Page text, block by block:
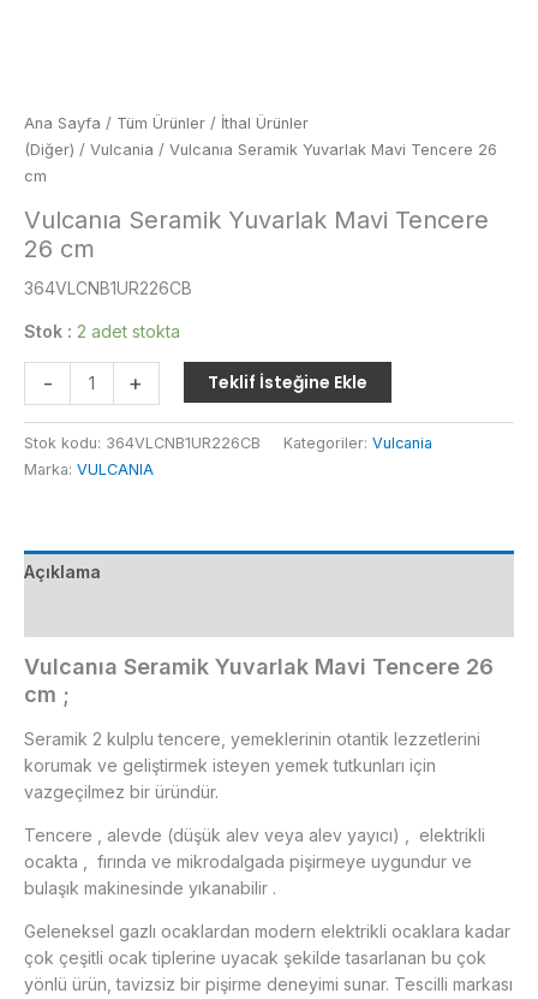
Ana Sayfa / Tüm Ürünler / İthal Ürünler
(Diğer) / Vulcania / Vulcanıa Seramik Yuvarlak Mavi Tencere 26
cm
Vulcanıa Seramik Yuvarlak Mavi Tencere
26 cm
364VLCNB1UR226CB
Stok : 2 adet stokta
-
Vulcanıa
Seramik
Yuvarlak
Mavi
Tencere
adet
+ Teklif İsteğine Ekle
Stok kodu: 364VLCNB1UR226CB Kategoriler: Vulcania
Marka: VULCANIA
Açıklama
Vulcanıa Seramik Yuvarlak Mavi Tencere 26
cm ;
Seramik 2 kulplu tencere, yemeklerinin otantik lezzetlerini
korumak ve geliştirmek isteyen yemek tutkunları için
vazgeçilmez bir üründür.
Tencere , alevde (düşük alev veya alev yayıcı) , elektrikli
ocakta , fırında ve mikrodalgada pişirmeye uygundur ve
bulaşık makinesinde yıkanabilir .
Geleneksel gazlı ocaklardan modern elektrikli ocaklara kadar
çok çeşitli ocak tiplerine uyacak şekilde tasarlanan bu çok
yönlü ürün, tavizsiz bir pişirme deneyimi sunar. Tescilli markası